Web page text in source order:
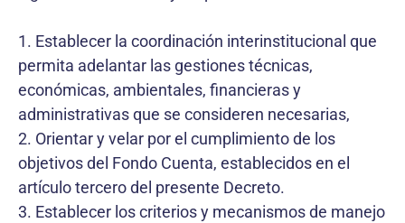
1. Establecer la coordinación interinstitucional que
permita adelantar las gestiones técnicas,
económicas, ambientales, financieras y
administrativas que se consideren necesarias,
2. Orientar y velar por el cumplimiento de los
objetivos del Fondo Cuenta, establecidos en el
artículo tercero del presente Decreto.
3. Establecer los criterios y mecanismos de manejo